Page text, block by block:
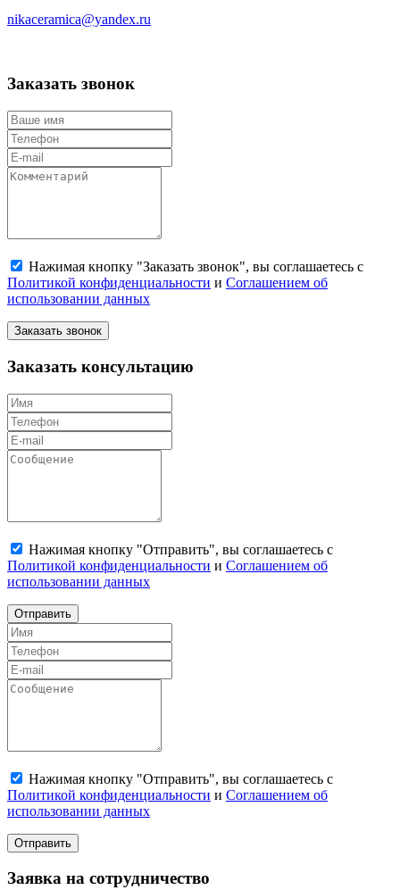
nikaceramica@yandex.ru
Заказать звонок
Нажимая кнопку "Заказать звонок", вы соглашаетесь с
Политикой конфиденциальности и Соглашением об
использовании данных
Заказать звонок
Заказать консультацию
Нажимая кнопку "Отправить", вы соглашаетесь с
Политикой конфиденциальности и Соглашением об
использовании данных
Отправить
Нажимая кнопку "Отправить", вы соглашаетесь с
Политикой конфиденциальности и Соглашением об
использовании данных
Отправить
Заявка на сотрудничество